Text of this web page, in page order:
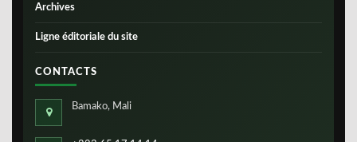
Archives
Ligne éditoriale du site
CONTACTS
Bamako, Mali